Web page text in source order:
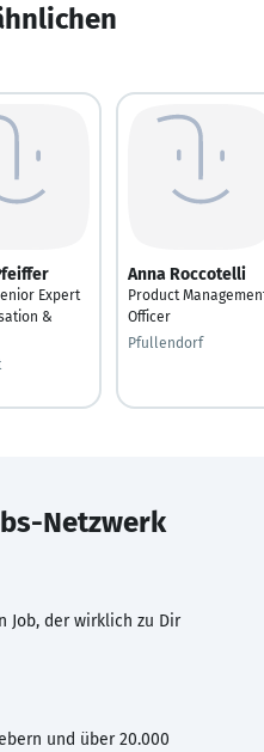
Expert
&
Anna Roccotelli
Product
Officer
Pfullendorf
Netzwerk
Job, der wirklich zu Dir
und über 20.000